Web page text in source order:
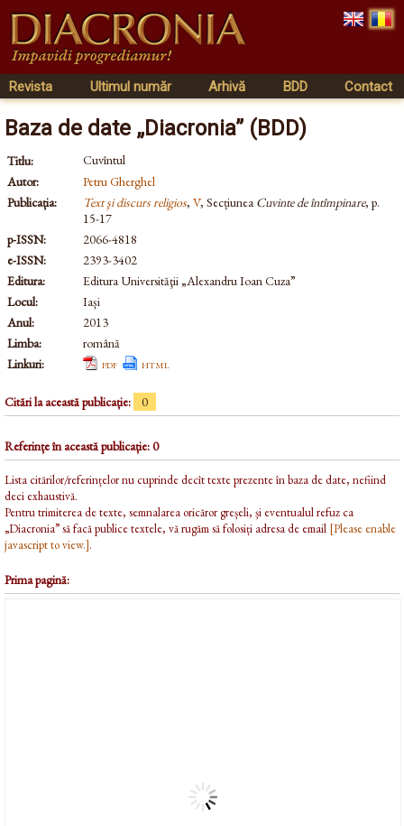
Revista Ultimul număr Arhivă BDD Contact
Baza de date „Diacronia” (BDD)
Titlu:
Cuvîntul
Autor:
Petru Gherghel
Publicația:
Text şi discurs religios, V, SecțiuneaCuvinte de întîmpinare, p.
15-17
p-ISSN:
2066-4818
e-ISSN:
2393-3402
Editura:
Editura Universităţii „Alexandru Ioan Cuza”
Locul:
Iași
Anul:
2013
Limba:
română
Linkuri:
pdf html
Citări la această publicație: 0
Referințe în această publicație: 0
Lista citărilor/referințelor nu cuprinde decît texte prezente în baza de date, nefiind
deci exhaustivă.
Pentru trimiterea de texte, semnalarea oricăror greșeli, și eventualul refuz ca
„Diacronia” să facă publice textele, vă rugăm să folosiți adresa de email [Please enable
javascript to view.].
Prima pagină: